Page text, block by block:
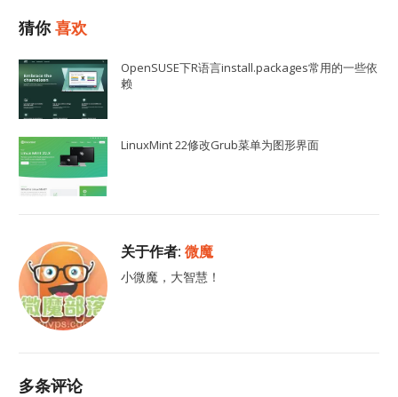
猜你喜欢
OpenSUSE下R语言install.packages常用的一些依
赖
LinuxMint 22修改Grub菜单为图形界面
关于作者:微魔
小微魔，大智慧！
多条评论